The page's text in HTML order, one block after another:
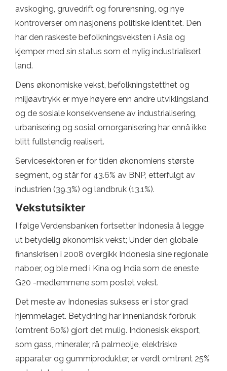
avskoging, gruvedrift og forurensning, og nye
kontroverser om nasjonens politiske identitet. Den
har den raskeste befolkningsveksten i Asia og
kjemper med sin status som et nylig industrialisert
land.
Dens økonomiske vekst, befolkningstetthet og
miljøavtrykk er mye høyere enn andre utviklingsland,
og de sosiale konsekvensene av industrialisering,
urbanisering og sosial omorganisering har ennå ikke
blitt fullstendig realisert.
Servicesektoren er for tiden økonomiens største
segment, og står for 43.6% av BNP, etterfulgt av
industrien (39.3%) og landbruk (13.1%).
Vekstutsikter
I følge Verdensbanken fortsetter Indonesia å legge
ut betydelig økonomisk vekst; Under den globale
finanskrisen i 2008 overgikk Indonesia sine regionale
naboer, og ble med i Kina og India som de eneste
G20 -medlemmene som postet vekst.
Det meste av Indonesias suksess er i stor grad
hjemmelaget. Betydning har innenlandsk forbruk
(omtrent 60%) gjort det mulig. Indonesisk eksport,
som gass, mineraler, rå palmeolje, elektriske
apparater og gummiprodukter, er verdt omtrent 25%